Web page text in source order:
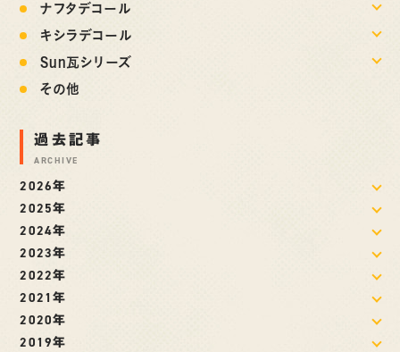
ナフタデコール
キシラデコール
Sun瓦シリーズ
その他
過去記事
ARCHIVE
2026年
2025年
2024年
2023年
2022年
2021年
2020年
2019年